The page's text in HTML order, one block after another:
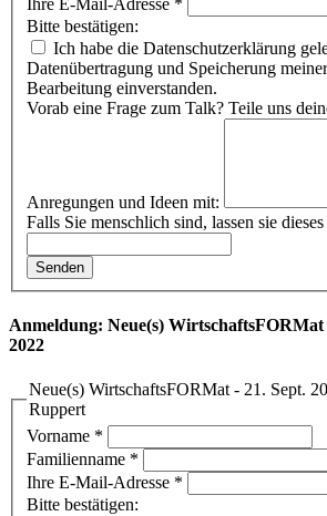
Ihre E-Mail-Adresse *
Bitte bestätigen:
Ich habe die Datenschutzerklärung
Datenübertragung und Speicherung
Bearbeitung einverstanden.
Vorab eine Frage zum Talk? Teile uns
Anregungen und Ideen mit:
Falls Sie menschlich sind, lassen sie
Senden
Anmeldung: Neue(s) WirtschaftsFORMat
2022
Neue(s) WirtschaftsFORMat - 21. Sept.
Ruppert
Vorname *
Familienname *
Ihre E-Mail-Adresse *
Bitte bestätigen: